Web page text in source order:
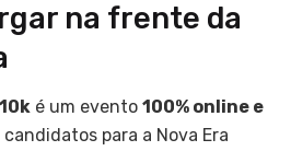
na frente da
é um evento 100% online e
para a Nova Era